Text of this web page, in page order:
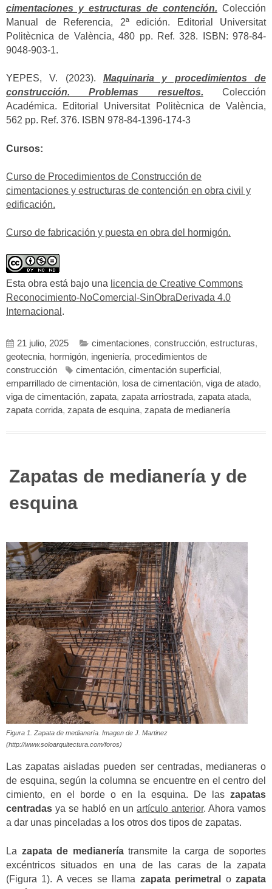
cimentaciones y estructuras de contención. Colección
Manual de Referencia, 2ª edición. Editorial Universitat
Politècnica de València, 480 pp. Ref. 328. ISBN: 978-84-
9048-903-1.
YEPES, V. (2023). Maquinaria y procedimientos de
construcción. Problemas resueltos. Colección
Académica. Editorial Universitat Politècnica de València,
562 pp. Ref. 376. ISBN 978-84-1396-174-3
Cursos:
Curso de Procedimientos de Construcción de
cimentaciones y estructuras de contención en obra civil y
edificación.
Curso de fabricación y puesta en obra del hormigón.
Esta obra está bajo una licencia de Creative Commons
Reconocimiento-NoComercial-SinObraDerivada 4.0
Internacional .
21 julio, 2025 cimentaciones, construcción, estructuras,
geotecnia, hormigón, ingeniería, procedimientos de
construcción
cimentación, cimentación superficial ,
emparrillado de cimentación, losa de cimentación, viga de atado,
viga de cimentación, zapata, zapata arriostrada, zapata atada,
zapata corrida, zapata de esquina, zapata de medianería
Zapatas de medianería y de
esquina
Figura 1. Zapata de medianería. Imagen de J. Martinez
(http://www.soloarquitectura.com/foros)
Las zapatas aisladas pueden ser centradas, medianeras o
de esquina, según la columna se encuentre en el centro del
cimiento, en el borde o en la esquina. De las zapatas
centradas ya se habló en unartículo anterior. Ahora vamos
a dar unas pinceladas a los otros dos tipos de zapatas.
La zapata de medianeríatransmite la carga de soportes
excéntricos situados en una de las caras de la zapata
(Figura 1). A veces se llama zapata perimetral ozapata